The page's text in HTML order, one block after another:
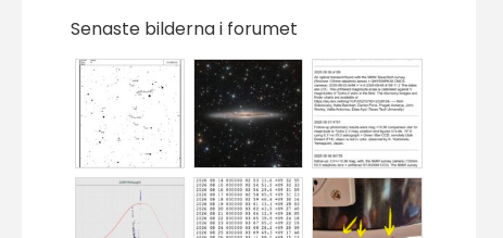
Senaste bilderna i forumet